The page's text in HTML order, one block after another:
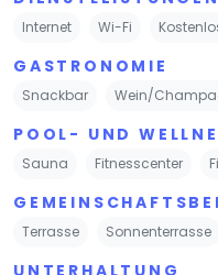
Internet Wi-Fi
GASTRONOMIE
Snackbar Wein/
POOL- UND
Sauna Fitnesscenter
Terrasse Sonnenterrasse
UNTERHALTUNG